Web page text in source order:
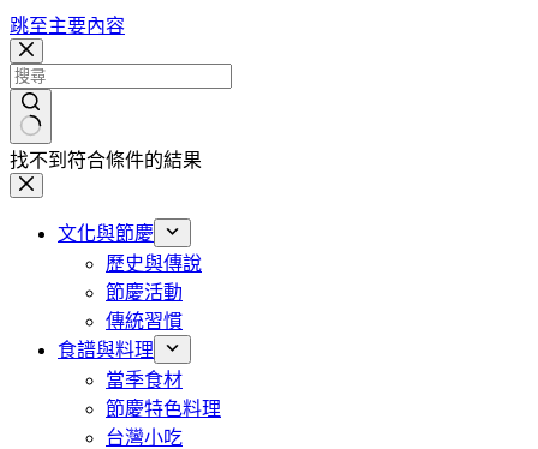
跳至主要內容
找不到符合條件的結果
文化與節慶
歷史與傳說
節慶活動
傳統習慣
食譜與料理
當季食材
節慶特色料理
台灣小吃